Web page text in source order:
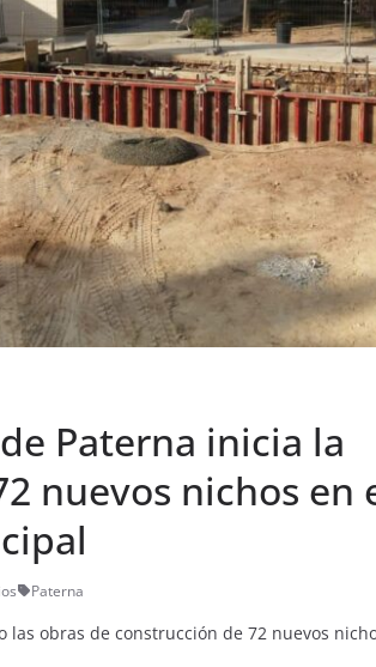
Paterna inicia la
nuevos nichos en
Paterna
las obras de construcción de 72 nuevos